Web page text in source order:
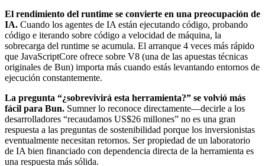
El rendimiento del runtime se convierte en una preocupación de
IA. Cuando los agentes de IA están ejecutando código, probando
código e iterando sobre código a velocidad de máquina, la
sobrecarga del runtime se acumula. El arranque 4 veces más rápido
que JavaScriptCore ofrece sobre V8 (una de las apuestas técnicas
originales de Bun) importa más cuando estás levantando entornos de
ejecución constantemente.
La pregunta “¿sobrevivirá esta herramienta?” se volvió más
fácil para Bun. Sumner lo reconoce directamente—decirle a los
desarrolladores “recaudamos US$26 millones” no es una gran
respuesta a las preguntas de sostenibilidad porque los inversionistas
eventualmente necesitan retornos. Ser propiedad de un laboratorio
de IA bien financiado con dependencia directa de la herramienta es
una respuesta más sólida.